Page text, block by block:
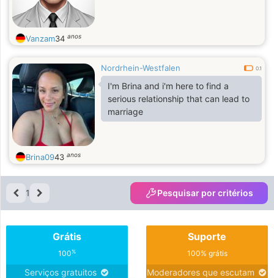
Vanzam34 anos
Nordrhein-Westfalen 0.1
I'm Brina and i'm here to find a
serious relationship that can lead to
marriage
Brina0943 anos
1 Pesquisar por critérios
Grátis
100%
Serviços gratuitos
Suporte
100% grátis
Moderadores que escutam